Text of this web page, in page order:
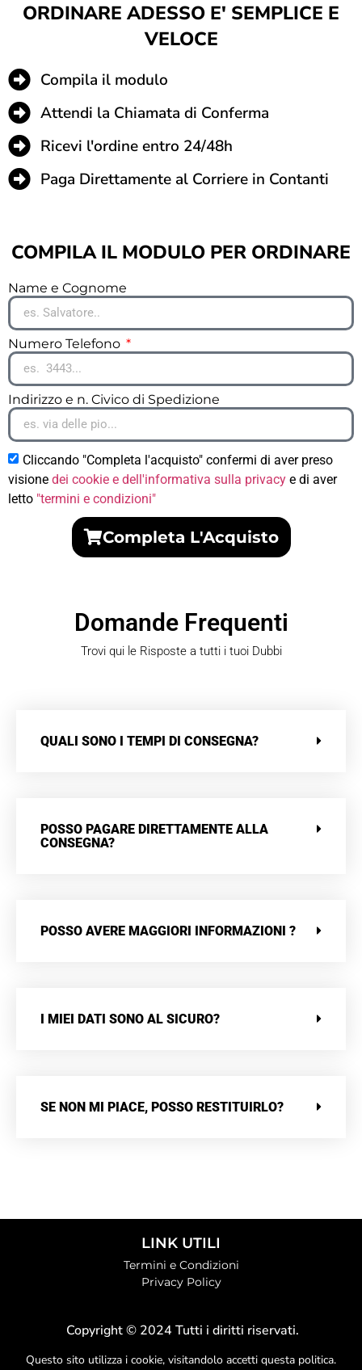
ORDINARE ADESSO E' SEMPLICE E
VELOCE
Compila il modulo
Attendi la Chiamata di Conferma
Ricevi l'ordine entro 24/48h
Paga Direttamente al Corriere in Contanti
COMPILA IL MODULO PER ORDINARE
Name e Cognome
Numero Telefono
Indirizzo e n. Civico di Spedizione
Cliccando "Completa l'acquisto" confermi di aver preso
visione dei cookie e dell'informativa sulla privacy e di aver
letto "termini e condizioni"
Completa L'Acquisto
Domande Frequenti
Trovi qui le Risposte a tutti i tuoi Dubbi
QUALI SONO I TEMPI DI CONSEGNA?
POSSO PAGARE DIRETTAMENTE ALLA
CONSEGNA?
POSSO AVERE MAGGIORI INFORMAZIONI ?
I MIEI DATI SONO AL SICURO?
SE NON MI PIACE, POSSO RESTITUIRLO?
LINK UTILI
Termini e Condizioni
Privacy Policy
Copyright © 2024 Tutti i diritti riservati.
Questo sito utilizza i cookie, visitandolo accetti questa politica.